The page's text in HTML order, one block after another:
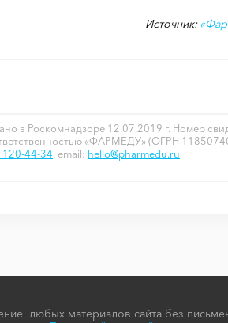
Источник:
в Роскомнадзоре 12.07.2019 г. Номер
«ФАРМЕДУ» (ОГРН
120-44-34 , email: hello@pharmedu.ru
любых материалов сайта без